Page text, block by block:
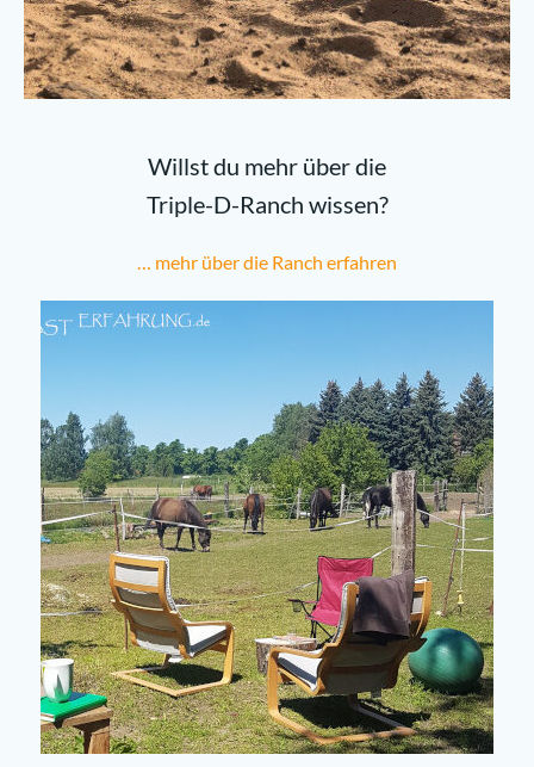
Willst du mehr über die
Triple-D-Ranch wissen?
… mehr über die Ranch erfahren